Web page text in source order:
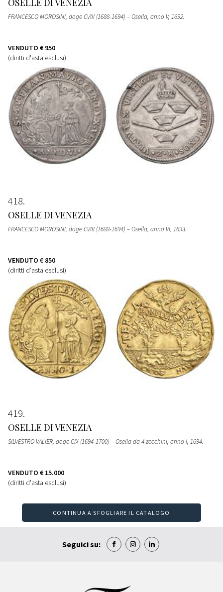
OSELLE DI VENEZIA
FRANCESCO MOROSINI, doge CVIII (1688-1694) – Osella, anno V, 1692.
VENDUTO € 950
(diritti d'asta esclusi)
418
OSELLE DI VENEZIA
FRANCESCO MOROSINI, doge CVIII (1688-1694) – Osella, anno VI, 1693.
VENDUTO € 850
(diritti d'asta esclusi)
419
OSELLE DI VENEZIA
SILVESTRO VALIER, doge CIX (1694-1700) – Osella da 4 zecchini, anno I, 1694.
VENDUTO € 15.000
(diritti d'asta esclusi)
CONTINUA A SFOGLIARE IL CATALOGO
Seguici su: